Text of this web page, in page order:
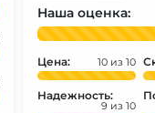
Наша оценка:
Цена: 10
Надежность:
9